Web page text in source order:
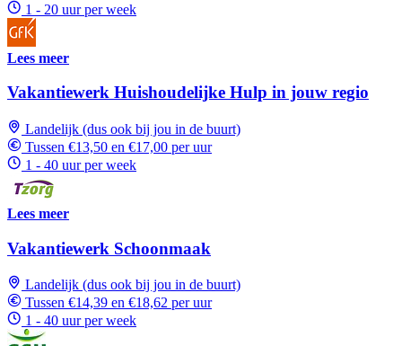
1 - 20 uur per week
Lees meer
Vakantiewerk Huishoudelijke Hulp in jouw regio
Landelijk (dus ook bij jou in de buurt)
Tussen €13,50 en €17,00 per uur
1 - 40 uur per week
Lees meer
Vakantiewerk Schoonmaak
Landelijk (dus ook bij jou in de buurt)
Tussen €14,39 en €18,62 per uur
1 - 40 uur per week